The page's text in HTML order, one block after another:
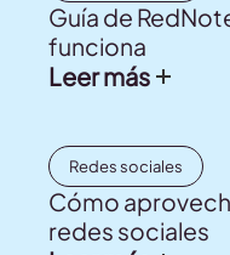
Guía de
funciona
Leer más
Redes sociales
Cómo
redes sociales